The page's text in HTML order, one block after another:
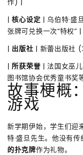
|核心设定 | 乌伯特·盛
张牌可兑换一次“特权” |
| 出版社 | 新蕾出版社
|所获荣誉 | 法国女巫
图书馆协会优秀童书奖
故事梗概
游戏
新学期伊始，学生们
特·盛旦先生。他没有
的扑克牌作为礼物。